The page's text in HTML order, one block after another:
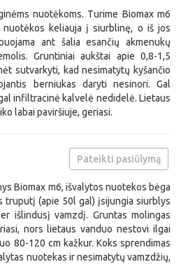
nuotėkoms. Turime Biomax m6
keliauja į siurblinę, o iš jos
ant šalia esančių akmenukų
Gruntiniai aukštai apie 0,8-1,5
sutvarkyti, kad nesimatytų kyšančio
berniukas daryti nesinori. Gal
infiltracinė kalvelė nedidelė. Lietaus
labai paviršiuje, geriasi.
Pateikti pasiūlymą
Biomax m6, išvalytos nuotekos bėga
truputį (apie 50l gal) įsijungia siurblys
išlindusį vamzdį. Gruntas molingas
nors lietaus vanduo nestovi ilgai
80-120 cm kažkur. Koks sprendimas
nuotekas ir nesimatytų vamzdžių,